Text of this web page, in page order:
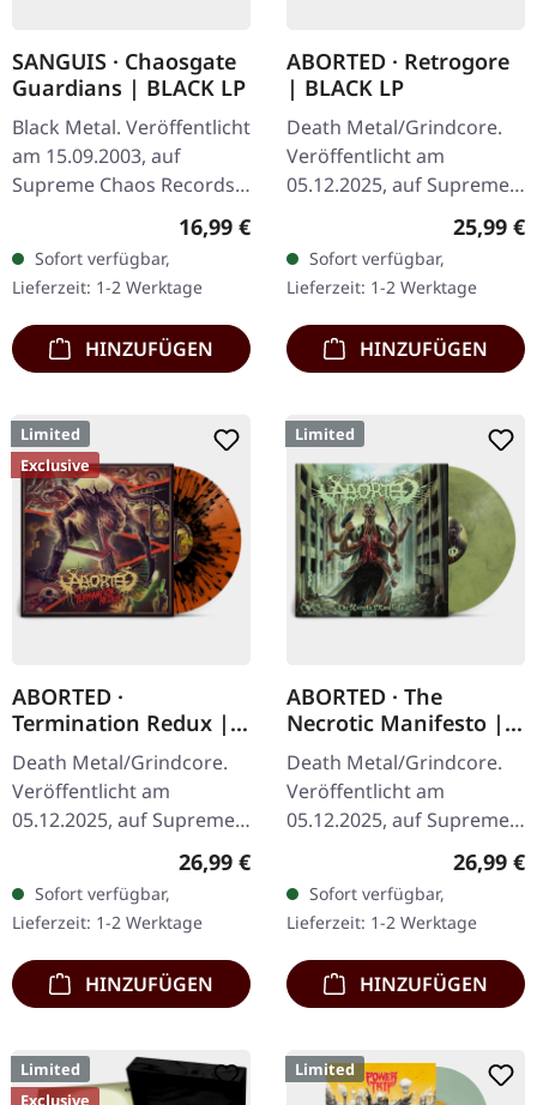
SANGUIS · Chaosgate
Guardians | BLACK LP
Black Metal. Veröffentlicht
am 15.09.2003, auf
Supreme Chaos Records.
Schwarzes 180g Vinyl,
limitiert auf nur 333
handnummeriertes
Exemplare. Das…
Regulärer Preis:
16,99 €
Sofort verfügbar,
Lieferzeit: 1-2 Werktage
HINZUFÜGEN
ABORTED · Retrogore
| BLACK LP
Death Metal/Grindcore.
Veröffentlicht am
05.12.2025, auf Supreme
Schwarzes Vinyl. Vinyl-
Spezifikationen: ·
Schweres, mattes Cover…
25,99 €
Sofort verfügbar,
Lieferzeit: 1-2 Werktage
HINZUFÜGEN
Limited
Exclusive
ABORTED ·
Termination Redux |
ORANGE/BLACK
SPLATTER LP
Death Metal/Grindcore.
Veröffentlicht am
05.12.2025, auf Supreme
Orangenes Vinyl mit
schwarzen Splattern -
"Slash Splatter Vinyl".…
Regulärer Preis:
26,99 €
Sofort verfügbar,
Lieferzeit: 1-2 Werktage
HINZUFÜGEN
Limited
ABORTED · The
Necrotic Manifesto |
TRANSPARENT
LIME/BLACK MARBLED
LP
Death Metal/Grindcore.
Veröffentlicht am
05.12.2025, auf Supreme
Grüngelb/Schwarz "Evil
Slime" marmoriertes
Vinyl.…
26,99 €
Sofort verfügbar,
Lieferzeit: 1-2 Werktage
HINZUFÜGEN
Limited
Exclusive
Limited